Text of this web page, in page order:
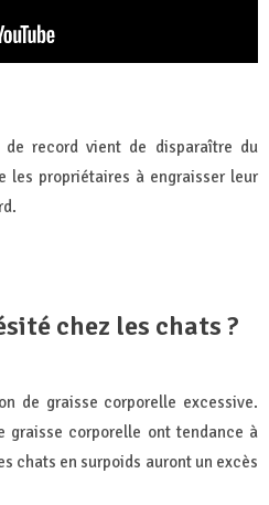
record vient de disparaître du
les propriétaires à engraisser leur
chez les chats ?
de graisse corporelle excessive.
graisse corporelle ont tendance à
chats en surpoids auront un excès